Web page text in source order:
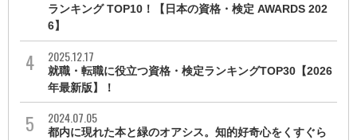
ランキング TOP10！【日本の資格・検定 AWARDS 202
6】
2025.12.17
就職・転職に役立つ資格・検定ランキングTOP30【2026
年最新版】！
2024.07.05
都内に現れた本と緑のオアシス。知的好奇心をくすぐら